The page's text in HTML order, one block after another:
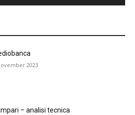
2023
– analisi tecnica